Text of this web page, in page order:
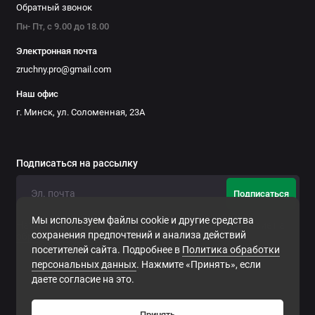
Материал (каркас, стенка, топ)
Комплектация
Гибкость дизайна для
вашего офиса
изготовление оргатауэров ТН572Т-ПРО в разнообразных
современных декорах. Это позволяет идеально вписать
тумбу в существующую офисную среду, поддерживая единый
Мы осуществляем комплексные поставки офисной мебели
«под ключ» поМинску и всей Беларуси. Серия «Титан Про» —
это надежность материалов, модульная гибкость и
Мы используем файлы cookie и другие средства
сохранения предпочтений и анализа действий
посетителей сайта. Подробнее в Политика обработки
персональных данных. Нажмите «Принять», если
даете согласие на это.
Обратный звонок
Пн- Пт, с 9.00 до 18.00
Электронная почта
zruchny.pro@gmail.com
Наш офис
г. Минск, ул. Соломенная, 23А
Подписаться на рассылку
Подписаться
Нажимая на кнопку «Подписаться», Вы даетесогласие на
обработку персональных данных.
Разработка сайта -svh.by